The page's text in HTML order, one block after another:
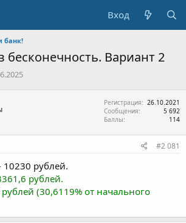
Вход
банк!
бесконечность. Вариант 2
Регистрация
26.10.2021
Сообщения
5 692
Баллы
114
#2 081
рублей.
рублей.
(30,6119% от начального